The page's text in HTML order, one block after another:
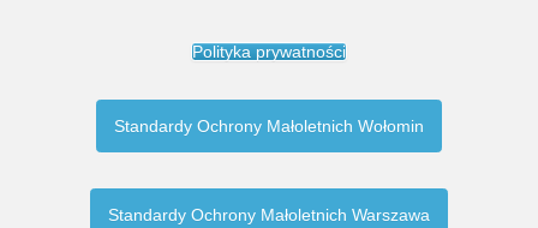
Polityka prywatności
Standardy Ochrony Małoletnich Wołomin
Standardy Ochrony Małoletnich Warszawa